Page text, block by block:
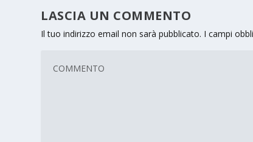
LASCIA UN COMMENTO
Il tuo indirizzo email non sarà pubblicato. I campi